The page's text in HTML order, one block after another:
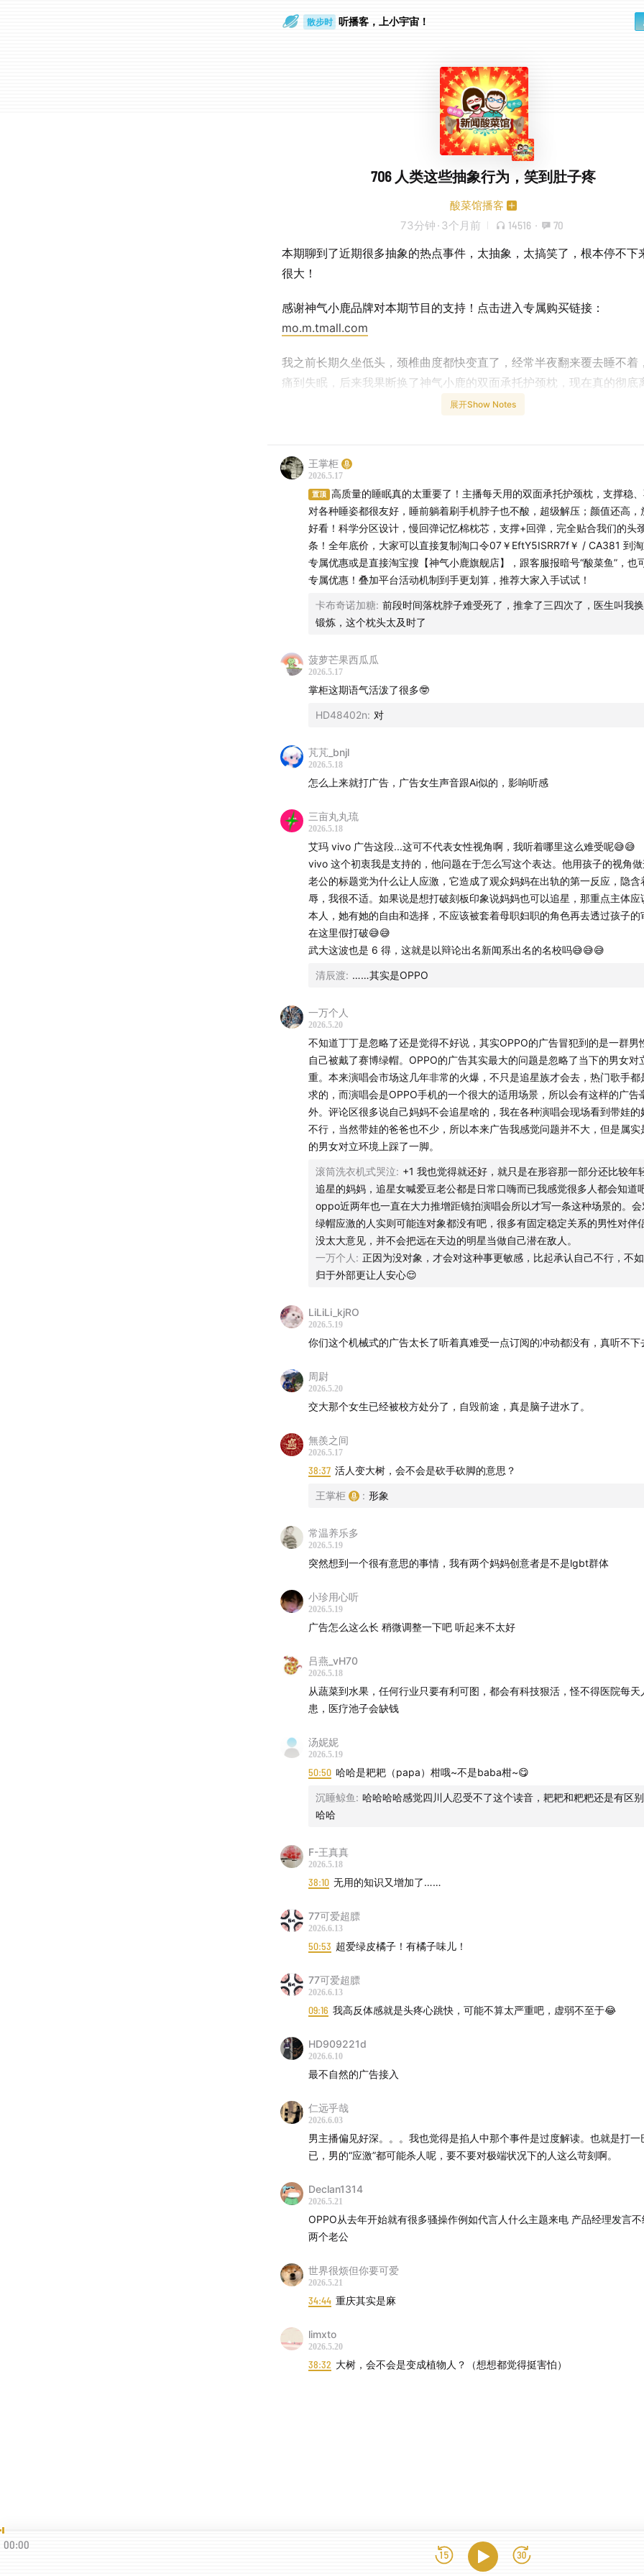
散步时 听播客，上小宇宙！
706 人类这些抽象行为，笑到肚子疼
酸菜馆播客
73分钟 · 3个月前 14516 · 70
本期聊到了近期很多抽象的热点事件，太抽象，太搞笑了，根本停不下
很大！
感谢神气小鹿品牌对本期节目的支持！点击进入专属购买链接：
mo.m.tmall.com
我之前长期久坐低头，颈椎曲度都快变直了，经常半夜翻来覆去睡不着
痛到失眠，后来我果断换了神气小鹿的双面承托护颈枕，现在真的彻底
了！推荐大家也可以试试看，物超所值。
柔软回弹，亲肤触感，贴合颈部，放松脊椎，可以很好支撑住脖子，怎
塌。即使经常翻身，因为记忆棉回弹力强，动态过程也能牢牢的支撑脖
膀不会在睡觉中承受压力，第二天醒来肩颈很放松，不会像普通枕头越
科学分区设计：有头部承托区，侧睡缓冲区，颈椎减压区，肩颈保
脑窝承托区中间凹进去，头部放松不悬空；两边侧睡缓冲区，侧躺时肩
给颈椎做了拉伸。
枕套是冰丝材质：加强空气流通速度，有效隔离灰尘，敏感肌也大
透气、不闷热，拉链设计，枕套方便拆洗。
前后不同高度可选：高枕前高11厘米、后高9厘米，低枕前高8厘米
5. 双面颈舌，两种体验
：枕头前后两边都有颈舌，一边加了按摩凸点
脖颈穴位，边睡觉边养护。脖子酸痛的时期睡凸点这面，日常睡平面
一个实用且适合自己的枕头真的很能提升睡眠质量和生活质量！以前我
一压就塌，睡觉翻身脖子直接悬空，整晚颈椎都在受力。但这款不一样
怎么翻身、怎么动，记忆棉都会实时回弹、动态支撑，整晚稳稳托住脖
很放松。第二天醒来感觉精神气恢复得很好，没有以前睡醒起来脖颈很
了。
有需要的听友可以通过以下方式获取专属优惠：
1、点击进入专属购买链接：
淘宝：mo.m.tmall.com
京东：pro.m.jd.com
2、复制淘口令：07￥EftY5ISRR7f￥ / CA381
3、在淘宝搜索：“神气小鹿” 找到【神气小鹿旗舰店】向客服报暗号“酸
可获得专属链接。
展开Show Notes
王掌柜
2026.5.17
置顶
高质量的睡眠真的太重要了！主播每天用的双面承托护颈枕，支撑稳、
对各种睡姿都很友好，睡前躺着刷手机脖子也不酸，超级解压；颜值还高，
好看！科学分区设计，慢回弹记忆棉枕芯，支撑+回弹，完全贴合我们的头
条！全年底价，大家可以直接复制淘口令07￥EftY5ISRR7f￥ / CA381 到
专属优惠或是直接淘宝搜【神气小鹿旗舰店】，跟客服报暗号“酸菜鱼”，也
专属优惠！叠加平台活动机制到手更划算，推荐大家入手试试！
卡布奇诺加糖: 前段时间落枕脖子难受死了，推拿了三四次了，医生叫我
锻炼，这个枕头太及时了
菠萝芒果西瓜瓜
2026.5.17
掌柜这期语气活泼了很多🤓
HD48402n: 对
芃芃_bnjl
2026.5.18
怎么上来就打广告，广告女生声音跟Ai似的，影响听感
三亩丸丸琉
2026.5.18
艾玛 vivo 广告这段...这可不代表女性视角啊，我听着哪里这么难受呢😅😅
vivo 这个初衷我是支持的，他问题在于怎么写这个表达。他用孩子的视角
老公的标题党为什么让人应激，它造成了观众妈妈在出轨的第一反应，隐含
辱，我很不适。如果说是想打破刻板印象说妈妈也可以追星，那重点主体应
本人，她有她的自由和选择，不应该被套着母职妇职的角色再去透过孩子的
在这里假打破😅😅
武大这波也是 6 得，这就是以辩论出名新闻系出名的名校吗😅😅😅
清辰渡: ……其实是OPPO
一万个人
2026.5.20
不知道丁丁是忽略了还是觉得不好说，其实OPPO的广告冒犯到的是一群男
自己被戴了赛博绿帽。OPPO的广告其实最大的问题是忽略了当下的男女对
重。本来演唱会市场这几年非常的火爆，不只是追星族才会去，热门歌手都
求的，而演唱会是OPPO手机的一个很大的适用场景，所以会有这样的广告
外。评论区很多说自己妈妈不会追星啥的，我在各种演唱会现场看到带娃的
不行，当然带娃的爸爸也不少，所以本来广告我感觉问题并不大，但是属实
的男女对立环境上踩了一脚。
滚筒洗衣机式哭泣: +1 我也觉得就还好，就只是在形容那一部分还比较年
追星的妈妈，追星女喊爱豆老公都是日常口嗨而已我感觉很多人都会知道吧
oppo近两年也一直在大力推增距镜拍演唱会所以才写一条这种场景的。
绿帽应激的人实则可能连对象都没有吧，很多有固定稳定关系的男性对伴
没太大意见，并不会把远在天边的明星当做自己潜在敌人。
一万个人 : 正因为没对象，才会对这种事更敏感，比起承认自己不行，不
归于外部更让人安心😌
LiLiLi_kjRO
2026.5.19
你们这个机械式的广告太长了听着真难受一点订阅的冲动都没有，真听不下
周尉
2026.5.20
交大那个女生已经被校方处分了，自毁前途，真是脑子进水了。
無羨之间
2026.5.17
38:37 活人变大树，会不会是砍手砍脚的意思？
王掌柜 : 形象
常温养乐多
2026.5.19
突然想到一个很有意思的事情，我有两个妈妈创意者是不是lgbt群体
小珍用心听
2026.5.19
广告怎么这么长 稍微调整一下吧 听起来不太好
吕燕_vH70
2026.5.18
从蔬菜到水果，任何行业只要有利可图，都会有科技狠活，怪不得医院每天
患，医疗池子会缺钱
汤妮妮
2026.5.19
50:50 哈哈是耙耙（papa）柑哦~不是baba柑~😋
沉睡鲸鱼 : 哈哈哈哈感觉四川人忍受不了这个读音，耙耙和粑粑还是有区
哈哈
F-王真真
2026.5.18
38:10 无用的知识又增加了……
77可爱超膘
2026.6.13
50:53 超爱绿皮橘子！有橘子味儿！
77可爱超膘
2026.6.13
09:16 我高反体感就是头疼心跳快，可能不算太严重吧，虚弱不至于😂
HD909221d
2026.6.10
最不自然的广告接入
仁远乎哉
2026.6.03
男主播偏见好深。。。我也觉得是掐人中那个事件是过度解读。也就是打一
已，男的“应激”都可能杀人呢，要不要对极端状况下的人这么苛刻啊。
Declan1314
2026.5.21
OPPO从去年开始就有很多骚操作例如代言人什么主题来电 产品经理发言
两个老公
世界很烦但你要可爱
2026.5.21
34:44 重庆其实是麻
limxto
2026.5.20
38:32 大树，会不会是变成植物人？（想想都觉得挺害怕）
00:00